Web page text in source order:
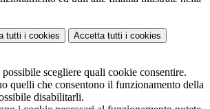
tutti i cookies Accetta tutti i cookies
possibile scegliere quali cookie consentire.
quelli che consentono il funzionamento della
disabilitarli.